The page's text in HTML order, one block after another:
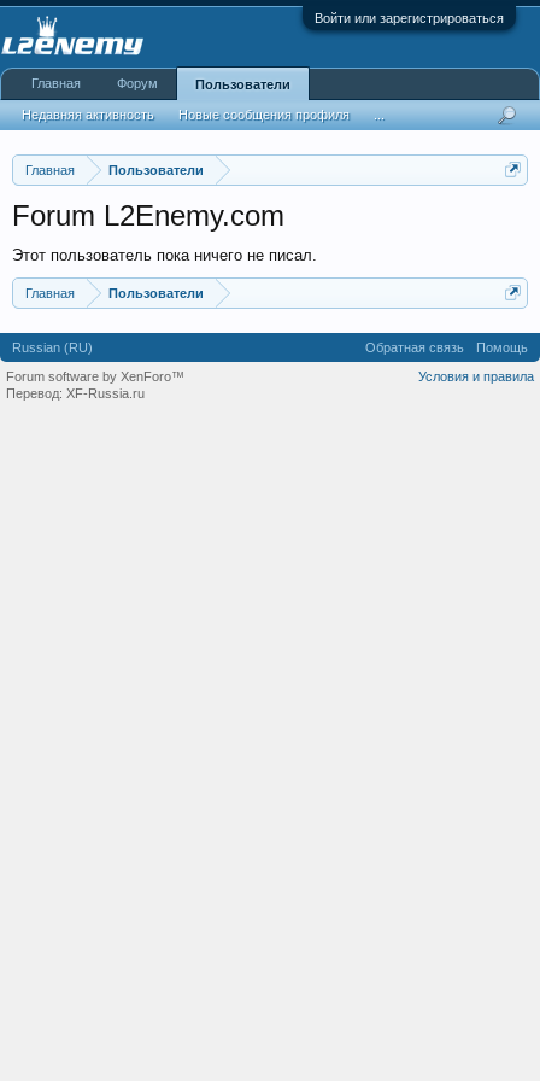
Войти или зарегистрироваться
Главная Пользователи
Forum L2Enemy.com
Этот пользователь пока ничего не писал.
Главная Пользователи
Главная Форум Пользователи
Недавняя активность Новые сообщения профиля
Russian (RU) Обратная связь
Помощь
Условия и правила
Forum software by XenForo™
Перевод: XF-Russia.ru